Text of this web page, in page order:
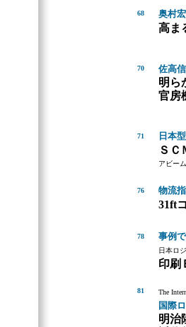
68 奥村
高ま
70 佐高
明ら
官房
71 日本
ＳＣ
アビー
76 物流
31ft
78 事例
日本ロ
印刷
81 The
国際
明治